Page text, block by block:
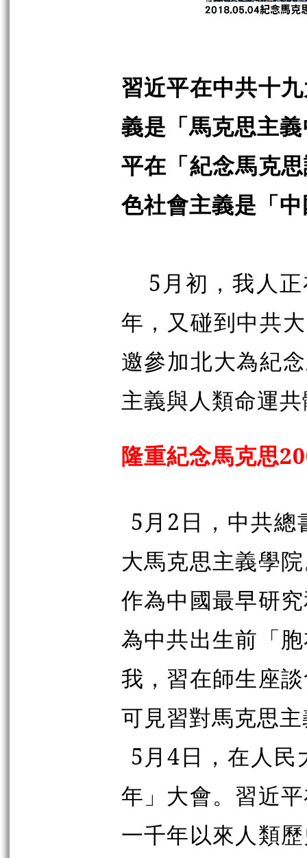
習近平在中共十
義是「馬克思主
平在「紀念馬克
色社會主義是「
5月初，我人
年，又碰到中共
邀參加北大為紀
主義與人類命運
隆重紀念馬克思
5月2日，中共總
大馬克思主義學
作為中國最早研
為中共出生前「
我，習在師生座
可見習對馬克思
5月4日，在人民
年」大會。習近
一千年以來人類